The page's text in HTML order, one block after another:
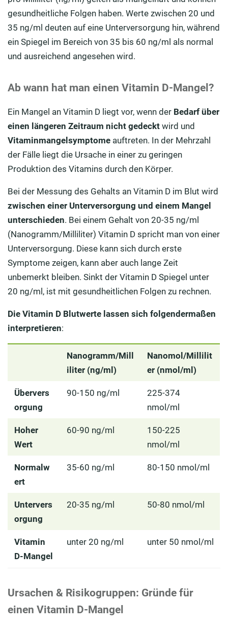
gesundheitliche Folgen haben. Werte zwischen 20 und
35 ng/ml deuten auf eine Unterversorgung hin, während
ein Spiegel im Bereich von 35 bis 60 ng/ml als normal
und ausreichend angesehen wird.
Ab wann hat man einen Vitamin D-Mangel?
Ein Mangel an Vitamin D liegt vor, wenn der Bedarf über
einen längeren Zeitraum nicht gedeckt wird und
Vitaminmangelsymptome auftreten. In der Mehrzahl
der Fälle liegt die Ursache in einer zu geringen
Produktion des Vitamins durch den Körper.
Bei der Messung des Gehalts an Vitamin D im Blut wird
zwischen einer Unterversorgung und einem Mangel
unterschieden. Bei einem Gehalt von 20-35 ng/ml
(Nanogramm/Milliliter) Vitamin D spricht man von einer
Unterversorgung. Diese kann sich durch erste
Symptome zeigen, kann aber auch lange Zeit
unbemerkt bleiben. Sinkt der Vitamin D Spiegel unter
20 ng/ml, ist mit gesundheitlichen Folgen zu rechnen.
Die Vitamin D Blutwerte lassen sich folgendermaßen
interpretieren:
Nanogramm/Mill
iliter (ng/ml)
Nanomol/Millilit
er (nmol/ml)
Übervers
orgung
90-150 ng/ml
225-374
nmol/ml
Hoher
Wert
60-90 ng/ml
150-225
nmol/ml
Normalw
ert
35-60 ng/ml 80-150 nmol/ml
Untervers
orgung
20-35 ng/ml 50-80 nmol/ml
Vitamin
D-Mangel
unter 20 ng/ml unter 50 nmol/ml
Ursachen & Risikogruppen: Gründe für
einen Vitamin D-Mangel